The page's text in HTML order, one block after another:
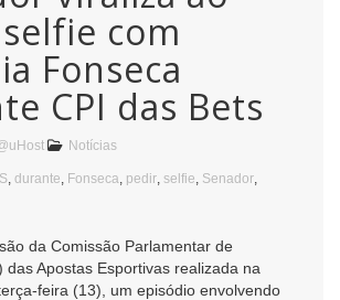
com
Fonseca
CPI das Bets
Notícias
durante Fonseca pedir selfie Senador
da Comissão Parlamentar de
das Apostas Esportivas realizada na
feira (13), um episódio envolvendo